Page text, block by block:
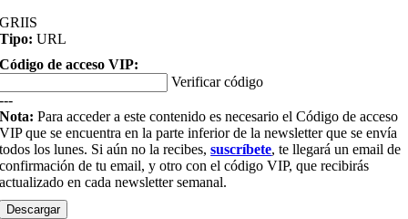
GRIIS
Tipo: URL
Código de acceso VIP:
Verificar código
---
Nota: Para acceder a este contenido es necesario el Código de acceso
VIP que se encuentra en la parte inferior de la newsletter que se envía
todos los lunes. Si aún no la recibes,suscríbete, te llegará un email de
confirmación de tu email, y otro con el código VIP, que recibirás
actualizado en cada newsletter semanal.
Descargar